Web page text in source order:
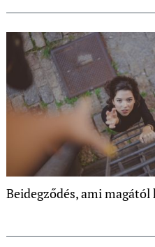
Beidegződés, ami magától